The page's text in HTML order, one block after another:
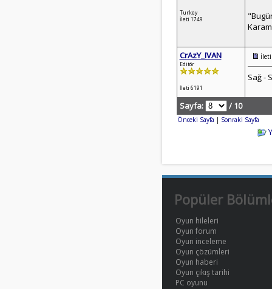
Turkey
İleti 1749
CrAzY_IVAN
Editör
İleti 6191
Sağ -
Sayfa: / 10
Önceki Sayfa | Sonraki Sayfa
Popüler
Oyun hileleri
Oyun forum
Oyun inceleme
Oyun çözümleri
Oyun haberi
Oyun çıkış tarihi
PC oyunu